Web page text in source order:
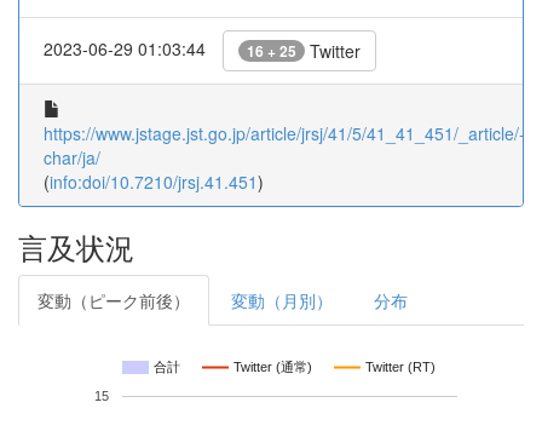
2023-06-29 01:03:44 16 + 25 Twitter
https://www.jstage.jst.go.jp/article/jrsj/41/5/41_41_451/_article/-
char/ja/
(info:doi/10.7210/jrsj.41.451)
言及状況
変動（ピーク前後） 変動（月別） 分布
合計 Twitter (通常) Twitter (RT)
15